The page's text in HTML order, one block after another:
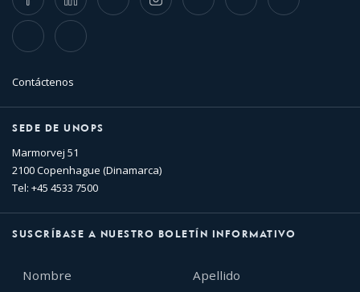
TikTok Flickr
Contáctenos
SEDE DE UNOPS
Marmorvej 51
2100 Copenhague (Dinamarca)
Tel: +45 4533 7500
SUSCRÍBASE A NUESTRO BOLETÍN INFORMATIVO